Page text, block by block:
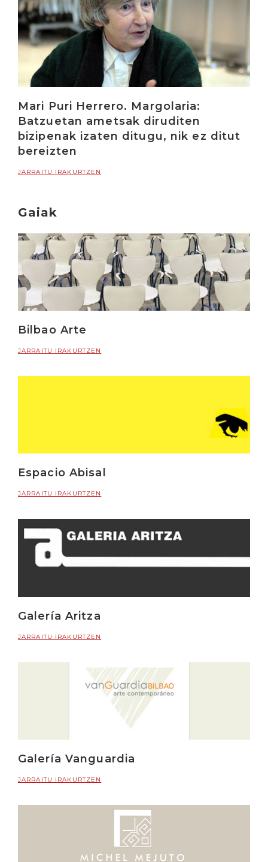
Mari Puri Herrero. Margolaria:
Batzuetan ametsak diruditen
bizipenak izaten ditugu, nik ez ditut
bereizten
JARRAITU IRAKURTZEN
Gaiak
Bilbao Arte
JARRAITU IRAKURTZEN
Espacio Abisal
JARRAITU IRAKURTZEN
Galería Aritza
JARRAITU IRAKURTZEN
Galería Vanguardia
JARRAITU IRAKURTZEN